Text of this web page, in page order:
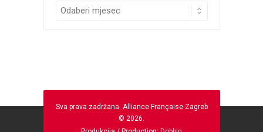
Sva prava zadržana. Alliance Française Zagreb
© 2026.